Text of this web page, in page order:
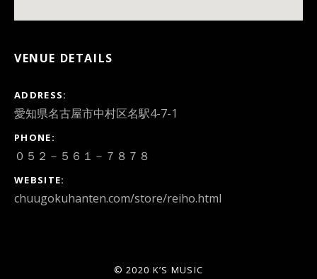
VENUE DETAILS
ADDRESS
PHONE
０５２－５６１－７８７８
WEBSITE
chuugokuhanten.com/store/reiho.html
© 2020 K’S MUSIC